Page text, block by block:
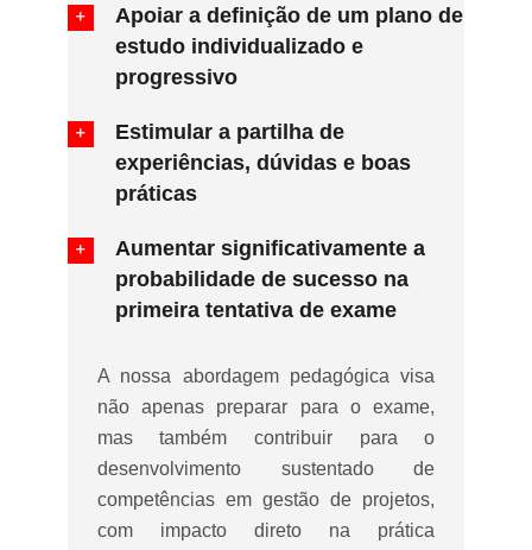
Apoiar a definição de um plano de
estudo individualizado e
progressivo
Estimular a partilha de
experiências, dúvidas e boas
práticas
Aumentar significativamente a
probabilidade de sucesso na
primeira tentativa de exame
A nossa abordagem pedagógica visa
não apenas preparar para o exame,
mas também contribuir para o
desenvolvimento sustentado de
competências em gestão de projetos,
com impacto direto na prática